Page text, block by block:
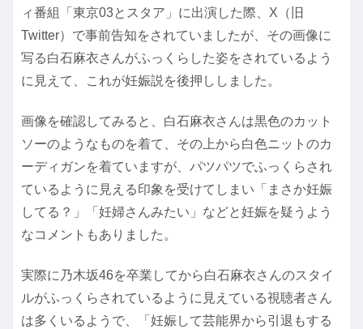
ィ番組「東京03とスタア」に出演した際、X（旧
Twitter）で事前告知をされていましたが、その画像に
写る白石麻衣さんがふっくらした姿をされているよう
に見えて、これが妊娠説を後押ししました。
画像を確認してみると、白石麻衣さんは黒色のカット
ソーのようなものを着て、その上から白色ニットのカ
ーディガンを着ていますが、パツパツでふっくらされ
ているように見える印象を受けてしまい「まさか妊娠
してる？」「妊婦さんみたい」などと妊娠を疑うよう
なコメントもありました。
実際に乃木坂46を卒業してから白石麻衣さんのスタイ
ルがふっくらされているように見えている視聴者さん
は多くいるようで、「妊娠して芸能界から引退もする